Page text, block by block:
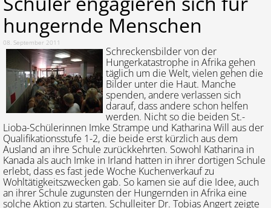
hungernde Menschen
08. September 2011
Schreckensbilder von der
Hungerkatastrophe in Afrika gehen
täglich um die Welt, vielen gehen die
Bilder unter die Haut. Manche
spenden, andere verlassen sich
darauf, dass andere schon helfen
werden. Nicht so die beiden St.-
Lioba-Schülerinnen Imke Strampe und Katharina Will aus der
Qualifikationsstufe 1-2, die beide erst kürzlich aus dem
Ausland an ihre Schule zurückkehrten. Sowohl Katharina in
Kanada als auch Imke in Irland hatten in ihrer dortigen Schule
erlebt, dass es fast jede Woche Kuchenverkauf zu
Wohltätigkeitszwecken gab. So kamen sie auf die Idee, auch
an ihrer Schule zugunsten der Hungernden in Afrika eine
solche Aktion zu starten. Schulleiter Dr. Tobias Angert zeigte